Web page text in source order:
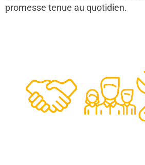
promesse tenue au quotidien.
48
0